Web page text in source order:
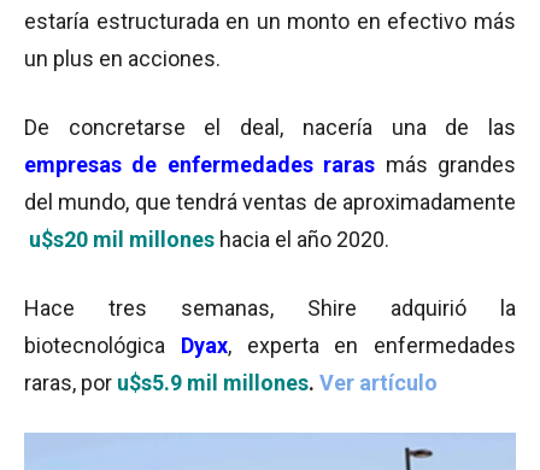
estaría estructurada en un monto en efectivo más
un plus en acciones.
De concretarse el deal, nacería una de las
empresas de enfermedades raras más grandes
del mundo, que tendrá ventas de aproximadamente
u$s20 mil millones hacia el año 2020.
Hace tres semanas, Shire adquirió la
biotecnológica Dyax, experta en enfermedades
raras, por u$s5.9 mil millones. Ver artículo